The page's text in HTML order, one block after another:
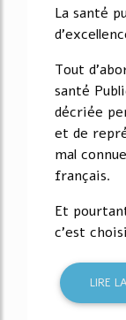
La santé
Tout
santé
décriée
et de
mal
français.
Et
c'est
LIRE